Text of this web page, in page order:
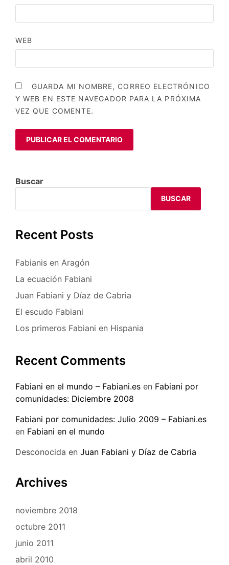
WEB
GUARDA MI NOMBRE, CORREO ELECTRÓNICO
Y WEB EN ESTE NAVEGADOR PARA LA PRÓXIMA
VEZ QUE COMENTE.
Buscar
BUSCAR
Recent Posts
Fabianis en Aragón
La ecuación Fabiani
Juan Fabiani y Díaz de Cabria
El escudo Fabiani
Los primeros Fabiani en Hispania
Recent Comments
Fabiani en el mundo – Fabiani.es en Fabiani por
comunidades: Diciembre 2008
Fabiani por comunidades: Julio 2009 – Fabiani.es
en Fabiani en el mundo
Desconocida en Juan Fabiani y Díaz de Cabria
Archives
noviembre 2018
octubre 2011
junio 2011
abril 2010